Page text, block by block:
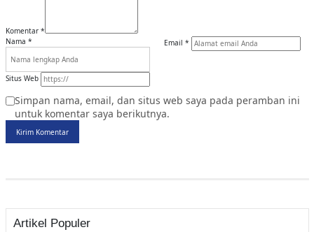
Komentar *
Nama * Email *
Situs Web
Simpan nama, email, dan situs web saya pada peramban ini
untuk komentar saya berikutnya.
Kirim Komentar
Artikel Populer